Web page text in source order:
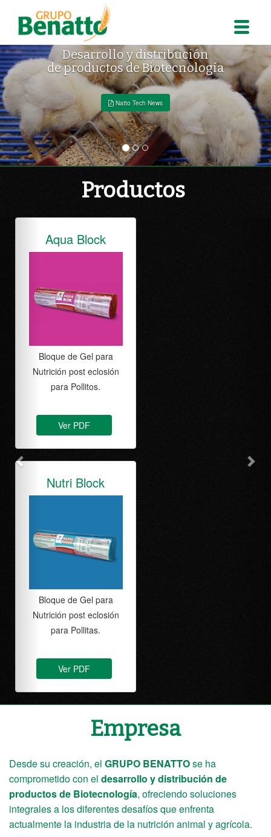
Soluciones
a las necesidades
nutrición animal
Natto Tech News
Productos
Empresa
Desde su creación, el GRUPO BENATTOse ha
comprometido con el desarrollo y distribución de
productos de Biotecnología, ofreciendo soluciones
integrales a los diferentes desafíos que enfrenta
actualmente la industria de la nutrición animal y agrícola.